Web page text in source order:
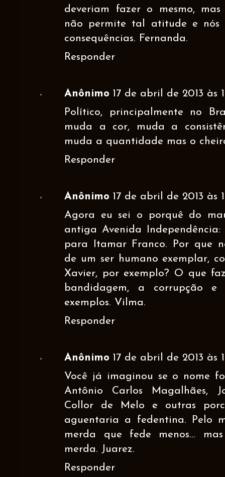
deveriam fazer o mesmo,
não permite tal atitude e nós
consequências. Fernanda.
Responder
Anônimo 17 de abril de 2013 às
Político, principalmente no
muda a cor, muda a
muda a quantidade mas o
Responder
Anônimo 17 de abril de 2013 às
Agora eu sei o porquê do
antiga Avenida
para Itamar Franco. Por que
de um ser humano exemplar,
Xavier, por exemplo? O que
bandidagem, a corrupção e
exemplos. Vilma.
Responder
Anônimo 17 de abril de 2013 às
Você já imaginou se o nome
Antônio Carlos Magalhães,
Collor de Melo e outras
aguentaria a fedentina. Pelo
merda que fede menos...
merda. Juarez.
Responder